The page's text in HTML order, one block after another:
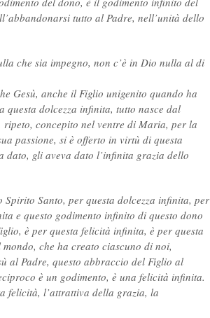
tutto al Padre, nell’unità dello
che sia impegno, non c’è in Dio nulla al di
Gesù, anche il Figlio unigenito quando ha
questa dolcezza infinita, tutto nasce dal
concepito nel ventre di Maria, per la
passione, si è offerto in virtù di questa
dato, gli aveva dato l’infinita grazia dello
Santo, per questa dolcezza infinita, per
e questo godimento infinito di questo dono
è per questa felicità infinita, è per questa
che ha creato ciascuno di noi,
al Padre, questo abbraccio del Figlio al
è un godimento, è una felicità infinita.
felicità, l’attrattiva della grazia, la